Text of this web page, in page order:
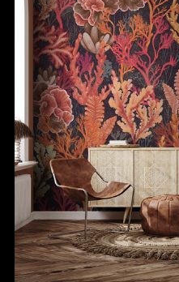
detailům. Všechny naše
každodenního života a jsou
promyšleně, v současném a
Naše kolekce Seamless
různorodými a nápaditými
jakýkoli typ interiérového
opakující se vzory, které
místnosti. Jiné jsou vytvořeny
akcentů a metalických
vzhled. Kolekce kombinuje
ideální pro ženský a intimní
zobrazují stylizovaný a
sofistikovanou atmosféru
přesto nadčasovou kuchyň
zahrnuje modely, které
poskytujíce moderní pohled
kousky jsou vytvořeny s